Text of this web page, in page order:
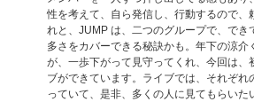
性を考えて、自ら発信し、行動するので、
れと、JUMP は、二つのグループで、でき
多さをカバーできる秘訣かも。年下の涼介
が、一歩下がって見守ってくれ、今回は、
ブができています。ライブでは、それぞれ
っていて、是非、多くの人に見てもらいた